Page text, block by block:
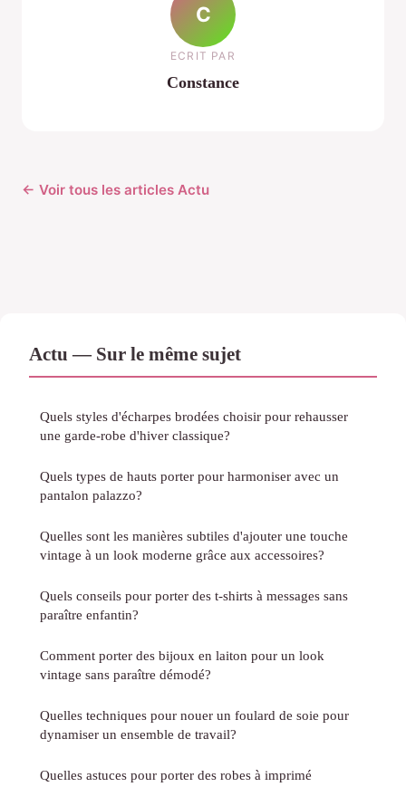
C
ECRIT PAR
Constance
← Voir tous les articles Actu
Actu — Sur le même sujet
Quels styles d'écharpes brodées choisir pour rehausser
une garde-robe d'hiver classique?
Quels types de hauts porter pour harmoniser avec un
pantalon palazzo?
Quelles sont les manières subtiles d'ajouter une touche
vintage à un look moderne grâce aux accessoires?
Quels conseils pour porter des t-shirts à messages sans
paraître enfantin?
Comment porter des bijoux en laiton pour un look
vintage sans paraître démodé?
Quelles techniques pour nouer un foulard de soie pour
dynamiser un ensemble de travail?
Quelles astuces pour porter des robes à imprimé